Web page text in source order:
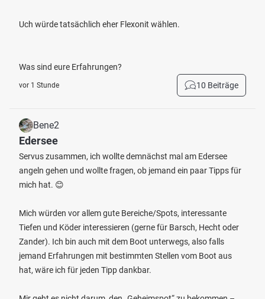
Uch würde tatsächlich eher Flexonit wählen.
Was sind eure Erfahrungen?
vor 1 Stunde 10 Beiträge
Bene2
Edersee
Servus zusammen, ich wollte demnächst mal am Edersee
angeln gehen und wollte fragen, ob jemand ein paar Tipps für
mich hat. 😊
Mich würden vor allem gute Bereiche/Spots, interessante
Tiefen und Köder interessieren (gerne für Barsch, Hecht oder
Zander). Ich bin auch mit dem Boot unterwegs, also falls
jemand Erfahrungen mit bestimmten Stellen vom Boot aus
hat, wäre ich für jeden Tipp dankbar.